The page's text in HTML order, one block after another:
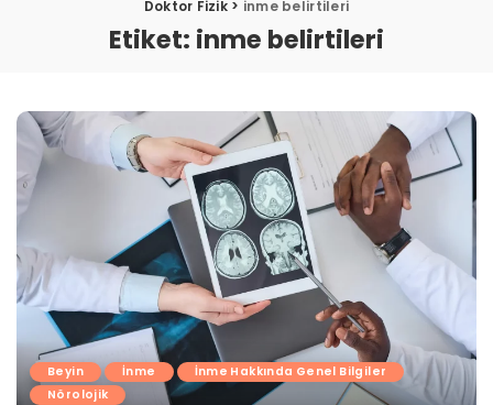
Doktor Fizik > inme belirtileri
Etiket: inme belirtileri
Beyin İnme
İnme Hakkında Genel Bilgiler
Nörolojik